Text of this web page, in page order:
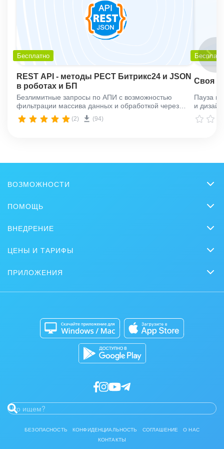
Бесплатно
REST API - методы РЕСТ Битрикс24 и JSON
в роботах и БП
Безлимитные запросы по АПИ с возможностью
фильтрации массива данных и обработкой через
JSONPath
(2) (94)
Своя
Пауза
и
ВОЗМОЖНОСТИ
Совместная работа
Bitrix GPT
ПОМОЩЬ
Обучение
Вебинары
Задать вопрос
ВНЕДРЕНИЕ
Партнеры
Стать партнером
ЦЕНЫ И ТАРИФЫ
ПРИЛОЖЕНИЯ
Разработчикам приложений
БЕЗОПАСНОСТЬ КОНФИДЕНЦИАЛЬНОСТЬ СОГЛАШЕНИЕ
О НАС
КОНТАКТЫ